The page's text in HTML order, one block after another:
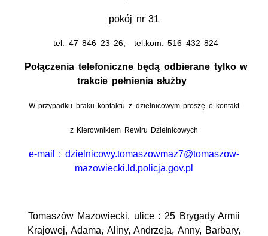
pokój nr31
tel. 47 846 23 26, tel.kom. 516 432 824
Połączenia telefoniczne będą odbierane tylko w
trakcie pełnienia służby
W przypadku braku kontaktu z dzielnicowym proszę o kontakt
z Kierownikiem Rewiru Dzielnicowych
e-mail : dzielnicowy.tomaszowmaz7@tomaszow-
mazowiecki.ld.policja.gov.pl
Tomaszów Mazowiecki, ulice : 25 Brygady Armii
Krajowej, Adama, Aliny, Andrzeja, Anny, Barbary,